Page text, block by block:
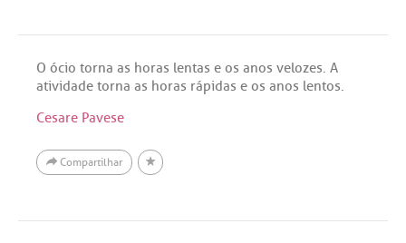
O ócio torna as horas lentas e os anos velozes. A
atividade torna as horas rápidas e os anos lentos.
Cesare Pavese
Compartilhar